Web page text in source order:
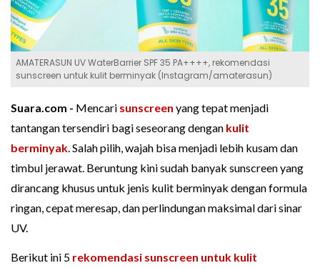
AMATERASUN UV WaterBarrier SPF 35 PA++++, rekomendasi
sunscreen untuk kulit berminyak (Instagram/amaterasun)
Suara.com - Mencari sunscreen yang tepat menjadi
tantangan tersendiri bagi seseorang dengan kulit
berminyak. Salah pilih, wajah bisa menjadi lebih kusam dan
timbul jerawat. Beruntung kini sudah banyak sunscreen yang
dirancang khusus untuk jenis kulit berminyak dengan formula
ringan, cepat meresap, dan perlindungan maksimal dari sinar
UV.
Berikut ini 5 rekomendasi sunscreen untuk kulit